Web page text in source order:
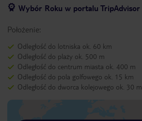
Wybór Roku w portalu TripAdvisor
Położenie:
Odległość do lotniska ok. 60 km
Odległość do plaży ok. 500 m
Odległość do centrum miasta ok. 400 m
Odległość do pola golfowego ok. 15 km
Odległość do dworca kolejowego ok. 30 m